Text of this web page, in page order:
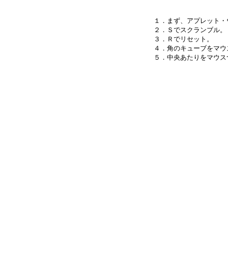
１．まず、アプレット
２．Ｓでスクランブル。
３．Ｒでリセット。
４．角のキューブをマ